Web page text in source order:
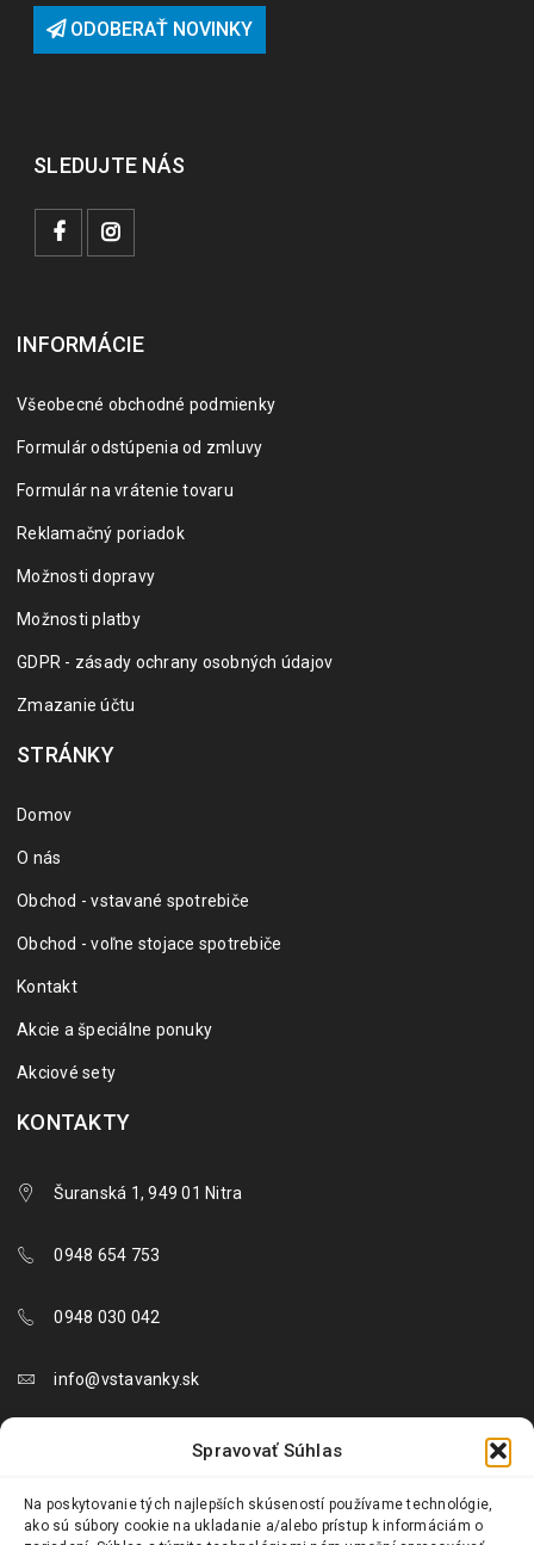
Spravovať Súhlas
Na poskytovanie tých najlepších skúseností používame technológie,
ako sú súbory cookie na ukladanie a/alebo prístup k informáciám o
ODOBERAŤ NOVINKY
SLEDUJTE NÁS
INFORMÁCIE
Všeobecné obchodné podmienky
Formulár odstúpenia od zmluvy
Formulár na vrátenie tovaru
Reklamačný poriadok
Možnosti dopravy
Možnosti platby
GDPR - zásady ochrany osobných údajov
Zmazanie účtu
STRÁNKY
Domov
O nás
Obchod - vstavané spotrebiče
Obchod - voľne stojace spotrebiče
Kontakt
Akcie a špeciálne ponuky
Akciové sety
KONTAKTY
Šuranská 1, 949 01 Nitra
0948 654 753
0948 030 042
info@vstavanky.sk
objednavky@vstavanky.sk
reklamacie@vstavanky.sk